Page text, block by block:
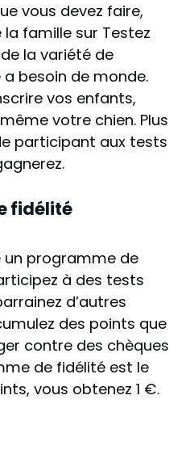
vous devez faire,
la famille sur Testez
la variété de
besoin de monde.
vos enfants,
votre chien. Plus
participant aux tests
fidélité
un programme de
à des tests
d’autres
des points que
contre des chèques
de fidélité est le
vous obtenez 1 €.